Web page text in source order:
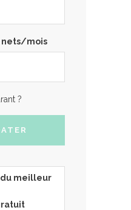
nets/mois
?
meilleur